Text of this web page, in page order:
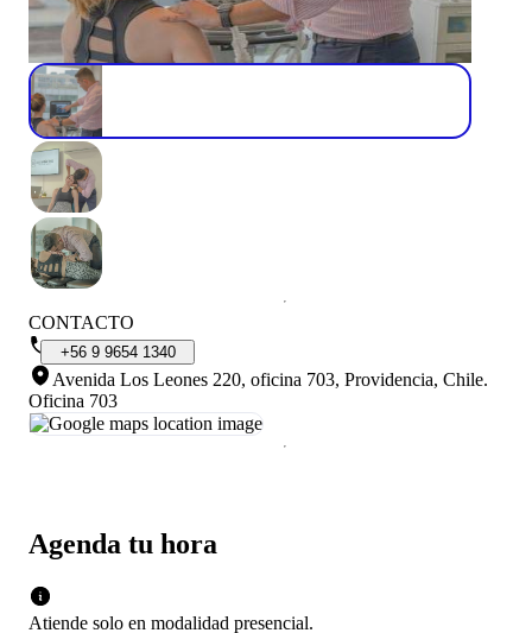
Agenda tu hora
Atiende solo en modalidad presencial.
CONTACTO
+56 9 9654 1340
Avenida Los Leones 220, oficina 703, Providencia, Chile.
Oficina 703